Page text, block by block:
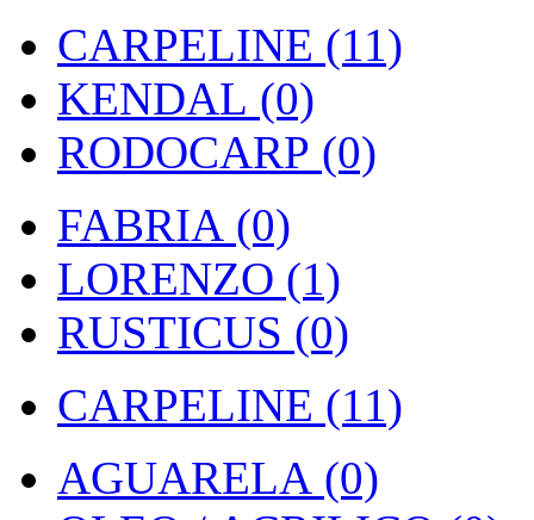
CARPELINE (11)
KENDAL (0)
RODOCARP (0)
FABRIA (0)
LORENZO (1)
RUSTICUS (0)
CARPELINE (11)
AGUARELA (0)